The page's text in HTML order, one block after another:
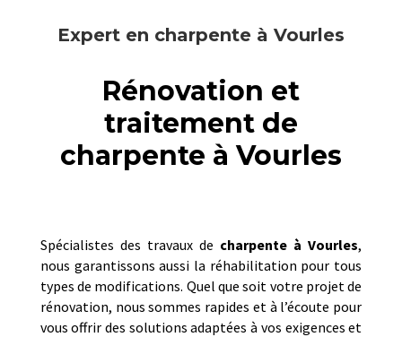
Expert en charpente à Vourles
Rénovation et
traitement de
charpente à Vourles
Spécialistes des travaux de charpente à Vourles,
nous garantissons aussi la réhabilitation pour tous
types de modifications. Quel que soit votre projet de
rénovation, nous sommes rapides et à l’écoute pour
vous offrir des solutions adaptées à vos exigences et